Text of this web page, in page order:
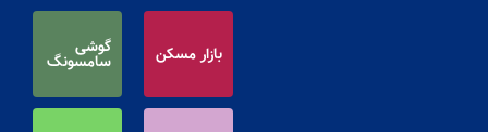
بازار مسکن گوشی
سامسونگ